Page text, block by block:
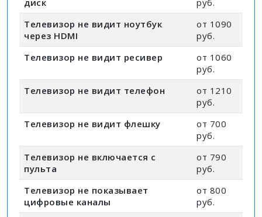
диск
руб.
Телевизор не видит ноутбук
через HDMI
от 1090
руб.
Телевизор не видит ресивер
от 1060
руб.
Телевизор не видит телефон
от 1210
руб.
Телевизор не видит флешку
от 700
руб.
Телевизор не включается с
пульта
от 790
руб.
Телевизор не показывает
цифровые каналы
от 800
руб.